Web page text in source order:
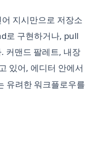
and Private
개인 정보 보호
Voice
A Detailed
휘하다
법
임 조작 기술
적인 가이드
간단한 교차표 만들기
사용 방법
list.sort(), and
to str.replace() and
Switch Statements
지시만으로 저장소
로 구현하거나, pull
커맨드 팔레트, 내장
있어, 에디터 안에서
유려한 워크플로우를